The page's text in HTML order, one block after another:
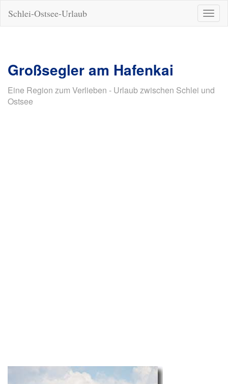
ein-/
Schlei-Ostsee-Urlaub
Großsegler am Hafenkai
Eine Region zum Verlieben - Urlaub zwischen Schlei und
Ostsee